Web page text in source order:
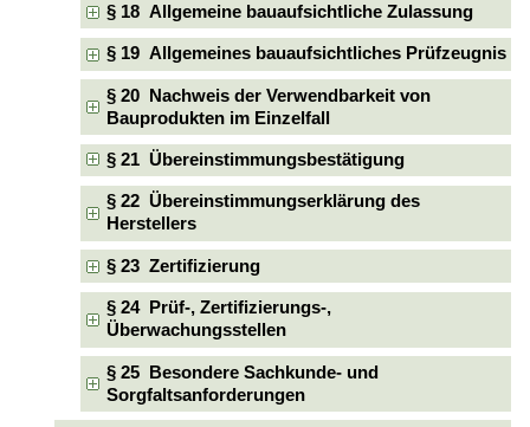
§ 18 Allgemeine bauaufsichtliche Zulassung
§ 19 Allgemeines bauaufsichtliches Prüfzeugnis
§ 20 Nachweis der Verwendbarkeit von
Bauprodukten im Einzelfall
§ 21 Übereinstimmungsbestätigung
§ 22 Übereinstimmungserklärung des
Herstellers
§ 23 Zertifizierung
§ 24 Prüf-, Zertifizierungs-,
Überwachungsstellen
§ 25 Besondere Sachkunde- und
Sorgfaltsanforderungen